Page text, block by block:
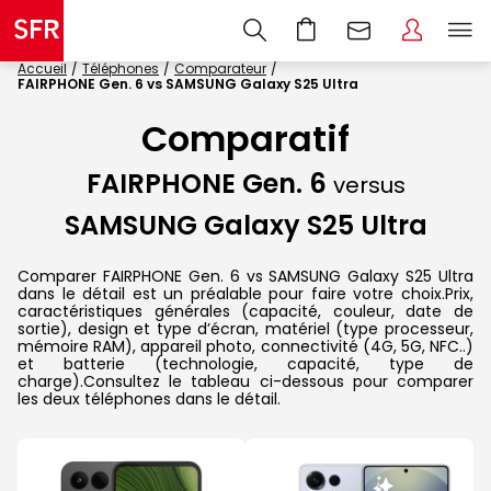
Accueil Téléphones
Comparateur
FAIRPHONE Gen. 6 vs SAMSUNG Galaxy S25 Ultra
Comparatif
FAIRPHONE Gen. 6 versus
SAMSUNG Galaxy S25 Ultra
Comparer FAIRPHONE Gen. 6 vs SAMSUNG Galaxy S25 Ultra
dans le détail est un préalable pour faire votre choix.Prix,
caractéristiques générales (capacité, couleur, date de
sortie), design et type d’écran, matériel (type processeur,
mémoire RAM), appareil photo, connectivité (4G, 5G, NFC..)
et batterie (technologie, capacité, type de
charge).Consultez le tableau ci-dessous pour comparer
les deux téléphones dans le détail.